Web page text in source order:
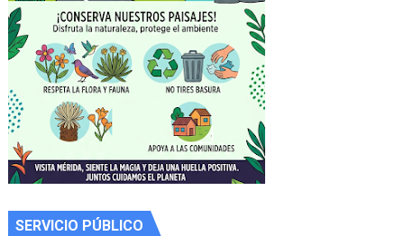
SERVICIO PÚBLICO